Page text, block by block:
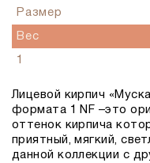
Размер
Вес
1
Лицевой кирпич
формата 1 NF –это
оттенок кирпича
приятный, мягкий,
данной коллекции с